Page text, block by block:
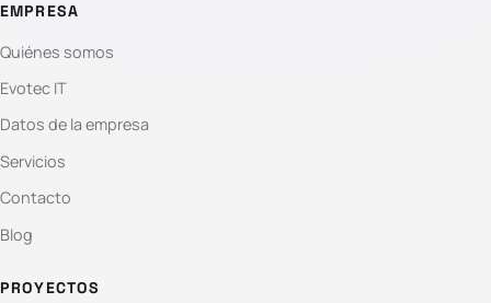
EMPRESA
Quiénes somos
Evotec IT
Datos de la empresa
Servicios
Contacto
Blog
PROYECTOS